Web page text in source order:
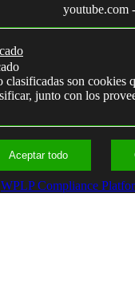
youtube.com -
clasificadas son cookies
junto con los
Aceptar todo
WPLP Compliance